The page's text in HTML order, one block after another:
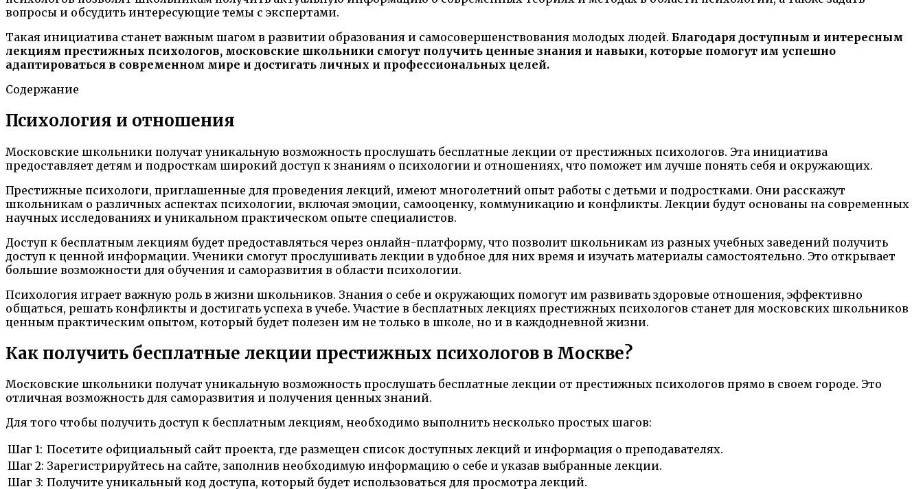
вопросы и обсудить интересующие темы с экспертами.
Такая инициатива станет важным шагом в развитии образования и самосовершенствования молодых людей. Благодаря доступным и интересным
лекциям престижных психологов, московские школьники смогут получить ценные знания и навыки, которые помогут им успешно
адаптироваться в современном мире и достигать личных и профессиональных целей.
Содержание
Психология и отношения
Московские школьники получат уникальную возможность прослушать бесплатные лекции от престижных психологов. Эта инициатива
предоставляет детям и подросткам широкий доступ к знаниям о психологии и отношениях, что поможет им лучше понять себя и окружающих.
Престижные психологи, приглашенные для проведения лекций, имеют многолетний опыт работы с детьми и подростками. Они расскажут
школьникам о различных аспектах психологии, включая эмоции, самооценку, коммуникацию и конфликты. Лекции будут основаны на современных
научных исследованиях и уникальном практическом опыте специалистов.
Доступ к бесплатным лекциям будет предоставляться через онлайн-платформу, что позволит школьникам из разных учебных заведений получить
доступ к ценной информации. Ученики смогут прослушивать лекции в удобное для них время и изучать материалы самостоятельно. Это открывает
большие возможности для обучения и саморазвития в области психологии.
Психология играет важную роль в жизни школьников. Знания о себе и окружающих помогут им развивать здоровые отношения, эффективно
общаться, решать конфликты и достигать успеха в учебе. Участие в бесплатных лекциях престижных психологов станет для московских школьников
ценным практическим опытом, который будет полезен им не только в школе, но и в каждодневной жизни.
Как получить бесплатные лекции престижных психологов в Москве?
Московские школьники получат уникальную возможность прослушать бесплатные лекции от престижных психологов прямо в своем городе. Это
отличная возможность для саморазвития и получения ценных знаний.
Для того чтобы получить доступ к бесплатным лекциям, необходимо выполнить несколько простых шагов:
Шаг 1: Посетите официальный сайт проекта, где размещен список доступных лекций и информация о преподавателях.
Шаг 2: Зарегистрируйтесь на сайте, заполнив необходимую информацию о себе и указав выбранные лекции.
Шаг 3: Получите уникальный код доступа, который будет использоваться для просмотра лекций.